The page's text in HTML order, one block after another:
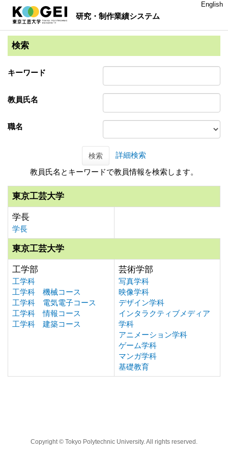
研究・制作業績システム
English
検索
キーワード
教員氏名
職名
検索
詳細検索
教員氏名とキーワードで教員情報を検索します。
東京工芸大学
学長
学長
東京工芸大学
工学部
工学科
工学科 機械コース
工学科 電気電子コース
工学科 情報コース
工学科 建築コース
芸術学部
写真学科
映像学科
デザイン学科
インタラクティブメディア
学科
アニメーション学科
ゲーム学科
マンガ学科
基礎教育
Copyright © Tokyo Polytechnic University. All rights reserved.